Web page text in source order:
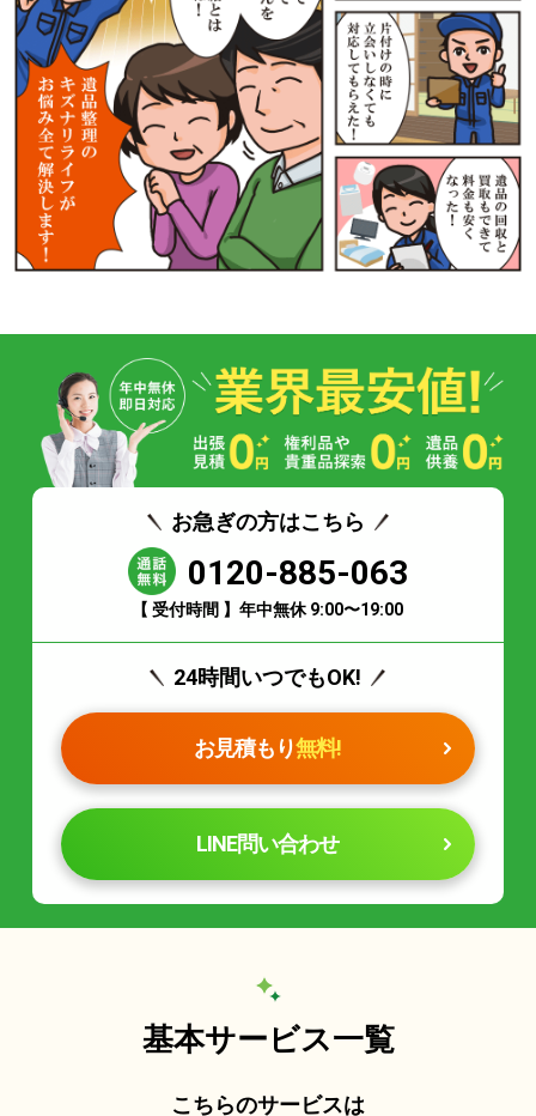
お急ぎの方はこちら
0120-885-063
【 受付時間 】年中無休 9:00〜19:00
24時間いつでもOK!
お見積もり無料!
LINE問い合わせ
基本サービス一覧
こちらのサービスは